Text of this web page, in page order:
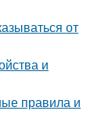
от
и
правила и